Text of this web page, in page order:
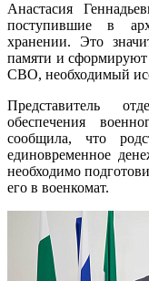
Анастасия
поступившие в
хранении. Это
памяти и
СВО, необходимый
Представитель
обеспечения
сообщила, что
единовременное
необходимо
его в военкомат.